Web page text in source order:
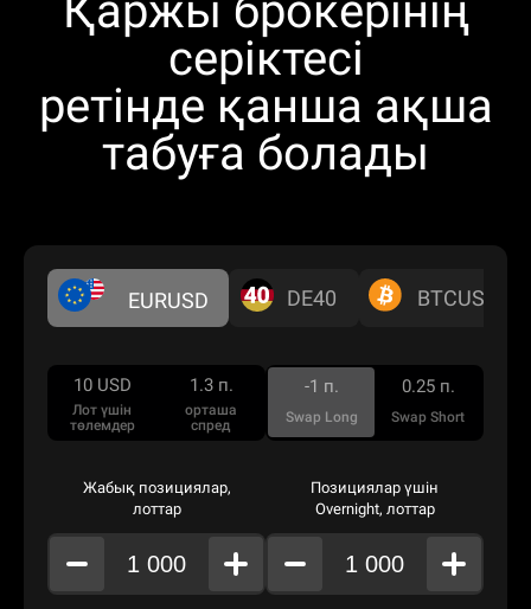
Қаржы брокерінің
серіктесі
ретінде қанша ақша
табуға болады
EURUSD DE40 BTCUSD
Лот үшін
төлемдер
10 USD
орташа
спред
1.3 п.
Swap Long
-1 п.
Swap Short
0.25 п.
Жабық позициялар,
лоттар
Позициялар үшін
Overnight, лоттар